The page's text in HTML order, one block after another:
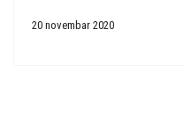
20 novembar 2020